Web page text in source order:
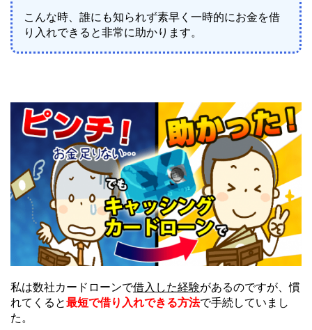
こんな時、誰にも知られず素早く一時的にお金を借
り入れできると非常に助かります。
私は数社カードローンで借入した経験があるのですが、慣
れてくると最短で借り入れできる方法で手続していまし
た。